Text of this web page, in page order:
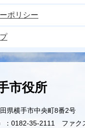
ポリシー
市役所
県横手市中央町8番2号
：0182-35-2111 ファク